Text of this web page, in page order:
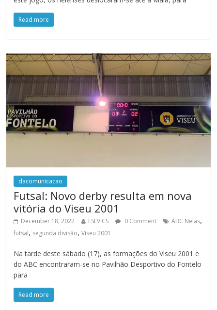
Read more
dacomunicacao
Futsal: Novo derby resulta em nova
vitória do Viseu 2001
December 18, 2022 ESEV CS 0 Comment ABC Nelas,
futsal, segunda divisão,Viseu 2001
Na tarde deste sábado (17), as formações do Viseu 2001 e
do ABC encontraram-se no Pavilhão Desportivo do Fontelo
para
Read more